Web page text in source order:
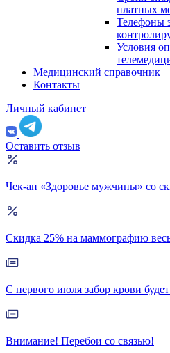
платных
Телефоны
Условия
Медицинский справочник
Контакты
Личный кабинет
Оставить отзыв
Чек-ап «Здоровье мужчины» со
Скидка 25% на маммографию
С первого июля забор крови
Внимание! Перебои со связью!